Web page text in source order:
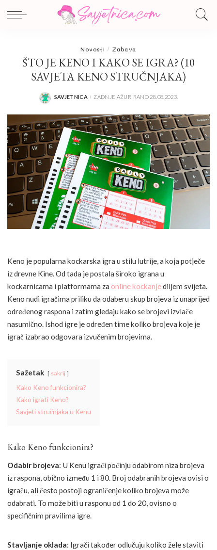
Novosti Zabava
ŠTO JE KENO I KAKO SE IGRA? (10
SAVJETA KENO STRUČNJAKA)
POSTED
SAVJETNICA ZADNJE AŽURIRANO 28.08.2023.
Keno je popularna kockarska igra u stilu lutrije, a koja potječe
iz drevne Kine. Od tada je postala široko igrana u
kockarnicama i platformama za online kockanjediljem svijeta.
Keno nudi igračima priliku da odaberu skup brojeva iz unaprijed
određenog raspona i zatim gledaju kako se brojevi izvlače
nasumično. Ishod igre je određen time koliko brojeva koje je
igrač izabrao odgovara izvučenim brojevima.
Sažetak sakrij
Kako Keno funkcionira?
Kako igrati Keno?
Savjeti stručnjaka u Kenu
Kako Keno funkcionira?
Odabir brojeva: U Kenu igrači počinju odabirom niza brojeva
iz raspona, obično između 1 i 80. Broj odabranih brojeva ovisi o
igraču, ali često postoji ograničenje koliko brojeva može
odabrati. To može biti u rasponu od 1 do 20, ovisno o
specifičnim pravilima igre.
Stavljanje oklada: Igrači također odlučuju koliko žele staviti